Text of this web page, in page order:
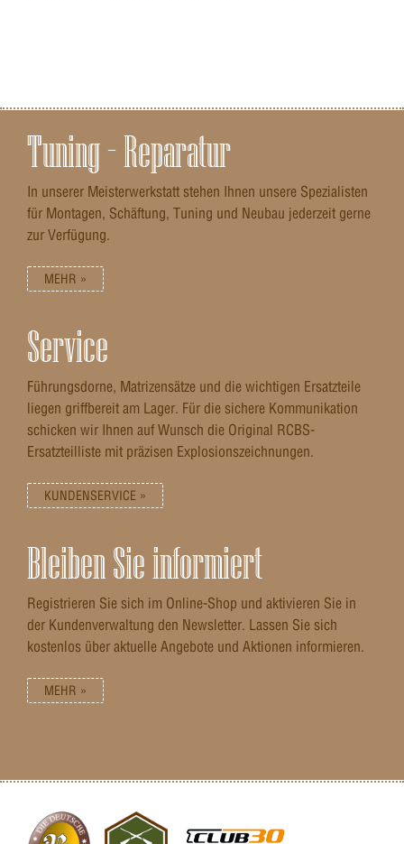
Tuning – Reparatur
In unserer Meisterwerkstatt stehen Ihnen unsere Spezialisten
für Montagen, Schäftung, Tuning und Neubau jederzeit gerne
zur Verfügung.
MEHR »
Service
Führungsdorne, Matrizensätze und die wichtigen Ersatzteile
liegen griffbereit am Lager. Für die sichere Kommunikation
schicken wir Ihnen auf Wunsch die Original RCBS-
Ersatzteilliste mit präzisen Explosionszeichnungen.
KUNDENSERVICE »
Bleiben Sie informiert
Registrieren Sie sich im Online-Shop und aktivieren Sie in
der Kundenverwaltung den Newsletter. Lassen Sie sich
kostenlos über aktuelle Angebote und Aktionen informieren.
MEHR »